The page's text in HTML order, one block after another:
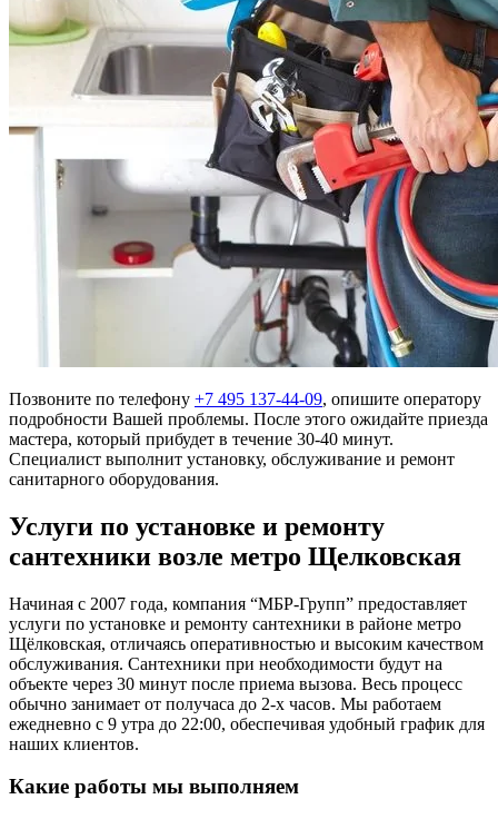
Позвоните по телефону +7 495 137-44-09, опишите оператору
подробности Вашей проблемы. После этого ожидайте приезда
мастера, который прибудет в течение 30-40 минут.
Специалист выполнит установку, обслуживание и ремонт
санитарного оборудования.
Услуги по установке и ремонту
сантехники возле метро Щелковская
Начиная с 2007 года, компания “МБР-Групп” предоставляет
услуги по установке и ремонту сантехники в районе метро
Щёлковская, отличаясь оперативностью и высоким качеством
обслуживания. Сантехники при необходимости будут на
объекте через 30 минут после приема вызова. Весь процесс
обычно занимает от получаса до 2-х часов. Мы работаем
ежедневно с 9 утра до 22:00, обеспечивая удобный график для
наших клиентов.
Какие работы мы выполняем